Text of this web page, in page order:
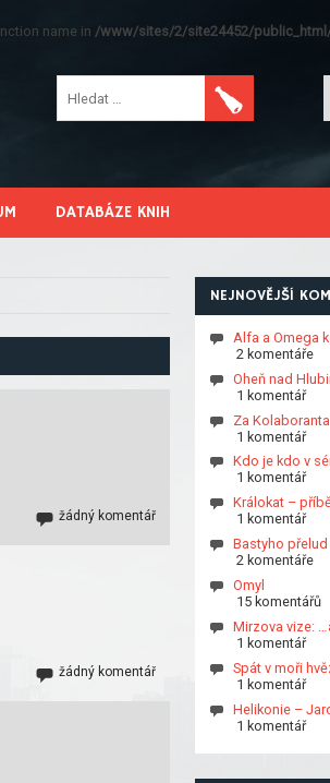
name in /www/sites/2/site24452/
DATABÁZE KNIH
žádný komentář
žádný komentář
NEJNOVĚJŠÍ
Alfa a Omega
2 komentáře
Oheň nad
1 komentář
Za
1 komentář
Kdo je kdo v
1 komentář
Králokat –
1 komentář
Bastyho přelud
2 komentáře
Omyl
15 komentářů
Mirzova vize:
1 komentář
Spát v moři
1 komentář
Helikonie –
1 komentář